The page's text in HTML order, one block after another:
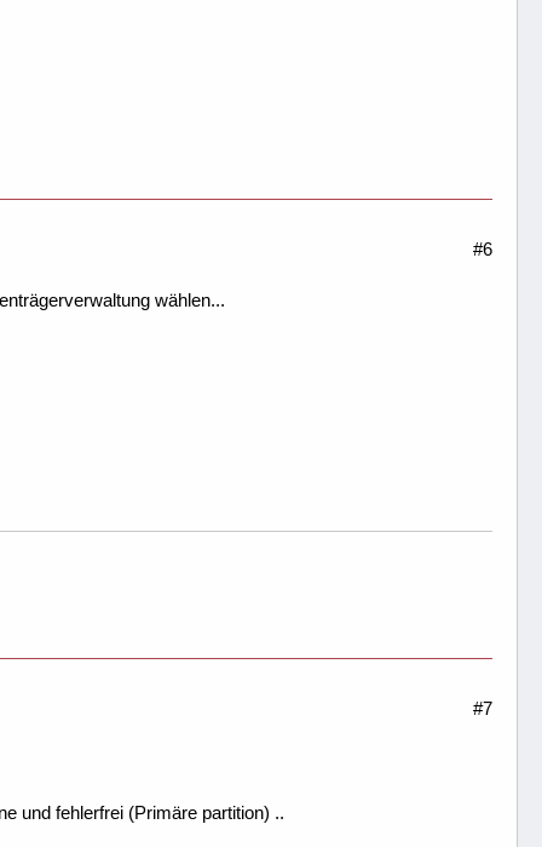
#6
wählen...
#7
und fehlerfrei (Primäre partition) ..